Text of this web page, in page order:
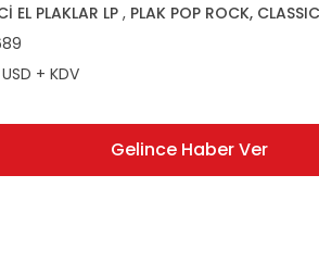
EL PLAKLAR LP , PLAK POP ROCK,
+ KDV
Gelince Haber Ver